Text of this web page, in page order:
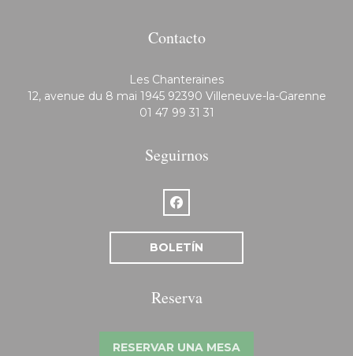
Contacto
Les Chanteraines
12, avenue du 8 mai 1945 92390 Villeneuve-la-Garenne
01 47 99 31 31
Seguirnos
Facebook ((abre en una nueva
BOLETÍN
Reserva
RESERVAR UNA MESA